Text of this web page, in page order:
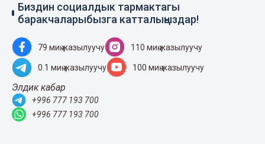
Биздин социалдык тармактагы
баракчаларыбызга катталыңыздар!
79 миң жазылуучу 110 миң жазылуучу
0.1 миң жазылуучу 100 миң жазылуучу
Элдик кабар
+996 777 193 700
+996 777 193 700